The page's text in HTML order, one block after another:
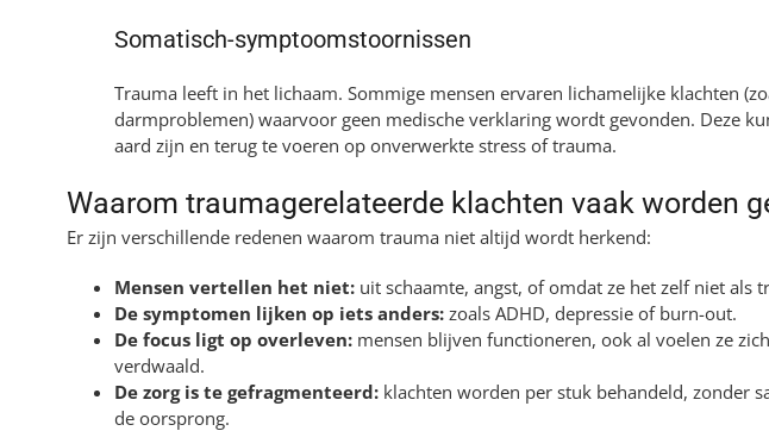
Somatisch-symptoomstoornissen
Trauma leeft in het lichaam. Sommige mensen ervaren lichamelijke klachten
darmproblemen) waarvoor geen medische verklaring wordt gevonden. Deze
aard zijn en terug te voeren op onverwerkte stress of trauma.
Waarom traumagerelateerde klachten vaak worden
Er zijn verschillende redenen waarom trauma niet altijd wordt herkend:
Mensen vertellen het niet:uit schaamte, angst, of omdat ze het zelf niet als
De symptomen lijken op iets anders:zoals ADHD, depressie of burn-out.
De focus ligt op overleven:mensen blijven functioneren, ook al voelen ze
verdwaald.
De zorg is te gefragmenteerd:klachten worden per stuk behandeld, zonder
de oorsprong.